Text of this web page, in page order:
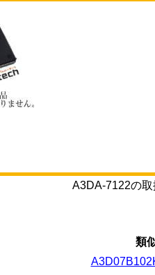
A3DA-7122の
類